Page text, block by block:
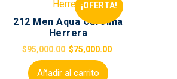
¡OFERTA!
212 Men Aqua Carolina
Herrera
$95,000.00 $75,000.00
Añadir al carrito